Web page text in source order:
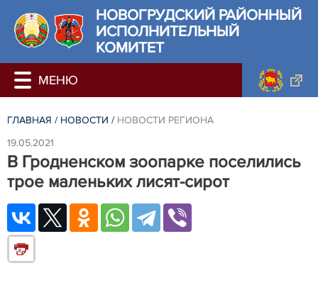
НОВОГРУДСКИЙ РАЙОННЫЙ
ИСПОЛНИТЕЛЬНЫЙ
КОМИТЕТ
ГЛАВНАЯ / НОВОСТИ / НОВОСТИ РЕГИОНА
19.05.2021
В Гродненском зоопарке поселились
трое маленьких лисят-сирот